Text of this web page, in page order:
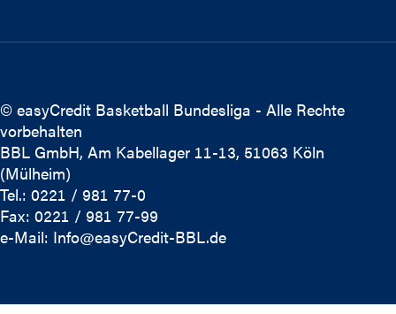
© easyCredit Basketball Bundesliga - Alle Rechte
vorbehalten
BBL GmbH, Am Kabellager 11-13, 51063 Köln
(Mülheim)
Tel.: 0221 / 981 77-0
Fax: 0221 / 981 77-99
e-Mail: Info@easyCredit-BBL.de